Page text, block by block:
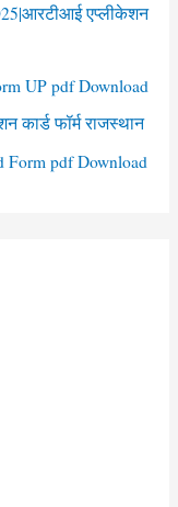
एप्लीकेशन
UP pdf Download
कार्ड फॉर्म राजस्थान
Form pdf Download